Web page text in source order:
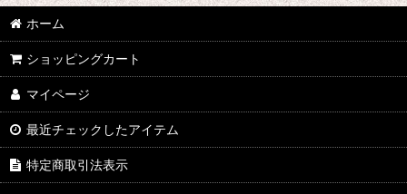
石渡明廣/Akihiro Ishiwatari
イーヨ/eEyo
板倉文/Bun Itakura
今井アレクサンドル/Alexandre Imai
うつみようこ/Yoko Utsumi
ホーム
ショッピングカート
マイページ
最近チェックしたアイテム
特定商取引法表示